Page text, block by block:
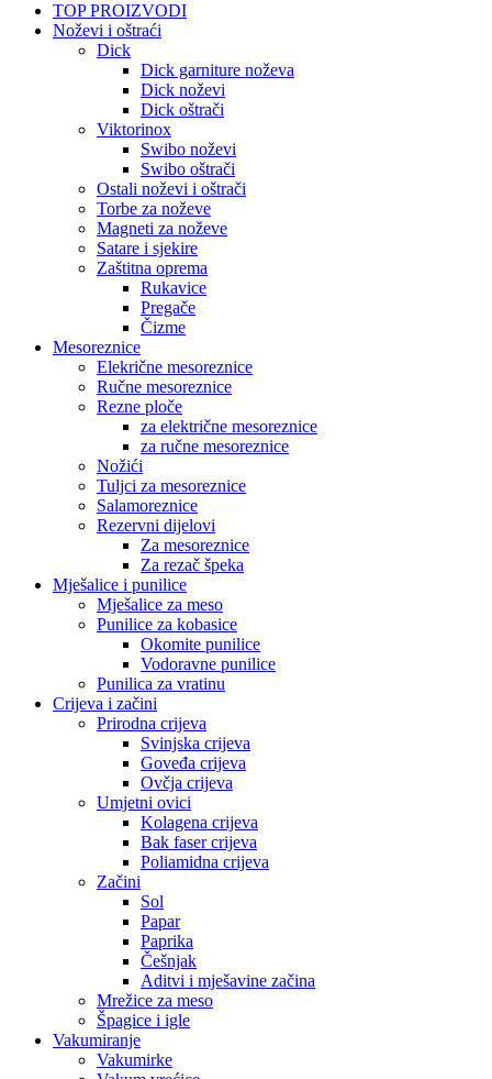
TOP PROIZVODI
Noževi i oštraći
Dick
Dick garniture noževa
Dick noževi
Dick oštrači
Viktorinox
Swibo noževi
Swibo oštrači
Ostali noževi i oštrači
Torbe za noževe
Magneti za noževe
Satare i sjekire
Zaštitna oprema
Rukavice
Pregače
Čizme
Mesoreznice
Elekrične mesoreznice
Ručne mesoreznice
Rezne ploče
za električne mesoreznice
za ručne mesoreznice
Nožići
Tuljci za mesoreznice
Salamoreznice
Rezervni dijelovi
Za mesoreznice
Za rezač špeka
Mješalice i punilice
Mješalice za meso
Punilice za kobasice
Okomite punilice
Vodoravne punilice
Punilica za vratinu
Crijeva i začini
Prirodna crijeva
Svinjska crijeva
Goveđa crijeva
Ovčja crijeva
Umjetni ovici
Kolagena crijeva
Bak faser crijeva
Poliamidna crijeva
Začini
Sol
Papar
Paprika
Češnjak
Aditvi i mješavine začina
Mrežice za meso
Špagice i igle
Vakumiranje
Vakumirke